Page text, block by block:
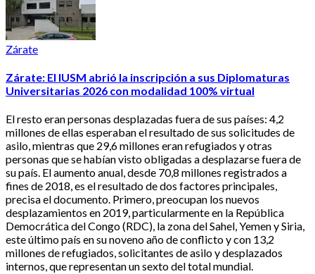
Zárate
Zárate: El IUSM abrió la inscripción a sus Diplomaturas
Universitarias 2026 con modalidad 100% virtual
El resto eran personas desplazadas fuera de sus países: 4,2
millones de ellas esperaban el resultado de sus solicitudes de
asilo, mientras que 29,6 millones eran refugiados y otras
personas que se habían visto obligadas a desplazarse fuera de
su país. El aumento anual, desde 70,8 millones registrados a
fines de 2018, es el resultado de dos factores principales,
precisa el documento. Primero, preocupan los nuevos
desplazamientos en 2019, particularmente en la República
Democrática del Congo (RDC), la zona del Sahel, Yemen y Siria,
este último país en su noveno año de conflicto y con 13,2
millones de refugiados, solicitantes de asilo y desplazados
internos, que representan un sexto del total mundial.